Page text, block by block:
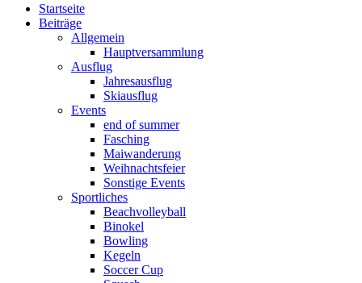
Startseite
Beiträge
Allgemein
Hauptversammlung
Ausflug
Jahresausflug
Skiausflug
Events
end of summer
Fasching
Maiwanderung
Weihnachtsfeier
Sonstige Events
Sportliches
Beachvolleyball
Binokel
Bowling
Kegeln
Soccer Cup